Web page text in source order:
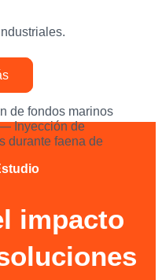
impacto
de fondos marinos
Inyección de
durante faena de